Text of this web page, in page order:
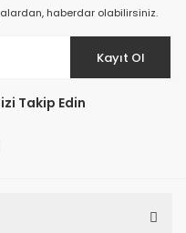
haberdar olabilirsiniz.
Kayıt Ol
Takip Edin